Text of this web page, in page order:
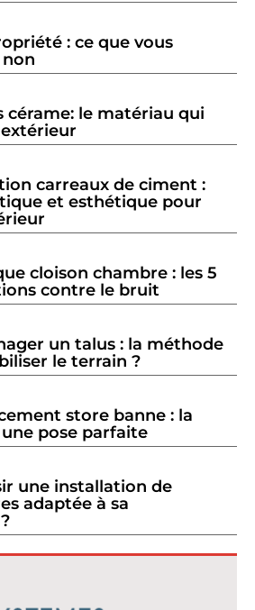
: ce que vous
cérame: le matériau qui
carreaux de ciment :
et esthétique pour
cloison chambre : les 5
contre le bruit
un talus : la méthode
le terrain ?
store banne : la
pose parfaite
une installation de
adaptée à sa